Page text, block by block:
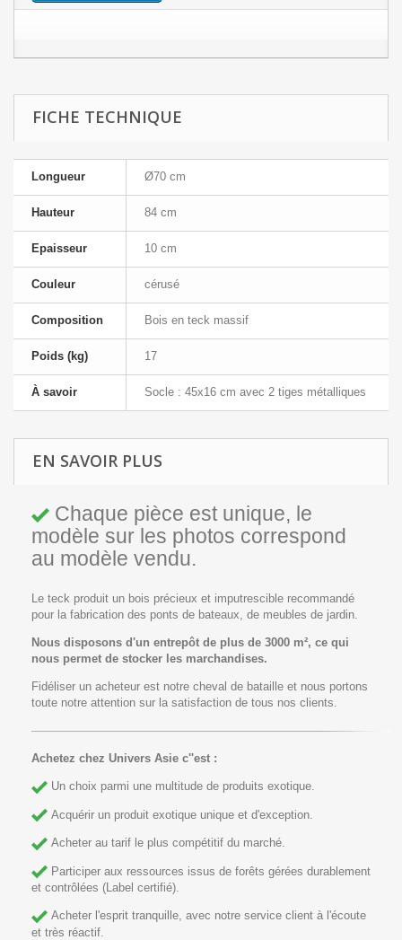
FICHE TECHNIQUE
Longueur Ø70 cm
Hauteur 84 cm
Epaisseur 10 cm
Couleur cérusé
Composition Bois en teck massif
Poids (kg) 17
À savoir Socle : 45x16 cm avec 2 tiges métalliques
EN SAVOIR PLUS
Chaque pièce est unique, le
modèle sur les photos correspond
au modèle vendu.
Le teck produit un bois précieux et imputrescible recommandé
pour la fabrication des ponts de bateaux, de meubles de jardin.
Nous disposons d'un entrepôt de plus de 3000 m², ce qui
nous permet de stocker les marchandises.
Fidéliser un acheteur est notre cheval de bataille et nous portons
toute notre attention sur la satisfaction de tous nos clients.
Achetez chez Univers Asie c''est :
Un choix parmi une multitude de produits exotique.
Acquérir un produit exotique unique et d'exception.
Acheter au tarif le plus compétitif du marché.
Participer aux ressources issus de forêts gérées durablement
et contrôlées (Label certifié).
Acheter l'esprit tranquille, avec notre service client à l'écoute
et très réactif.